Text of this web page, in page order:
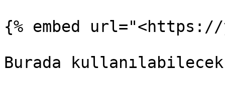
{% embed url="<https://
Burada